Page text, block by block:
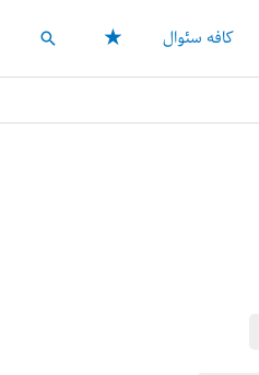
کافه سئوال ★ جستجو